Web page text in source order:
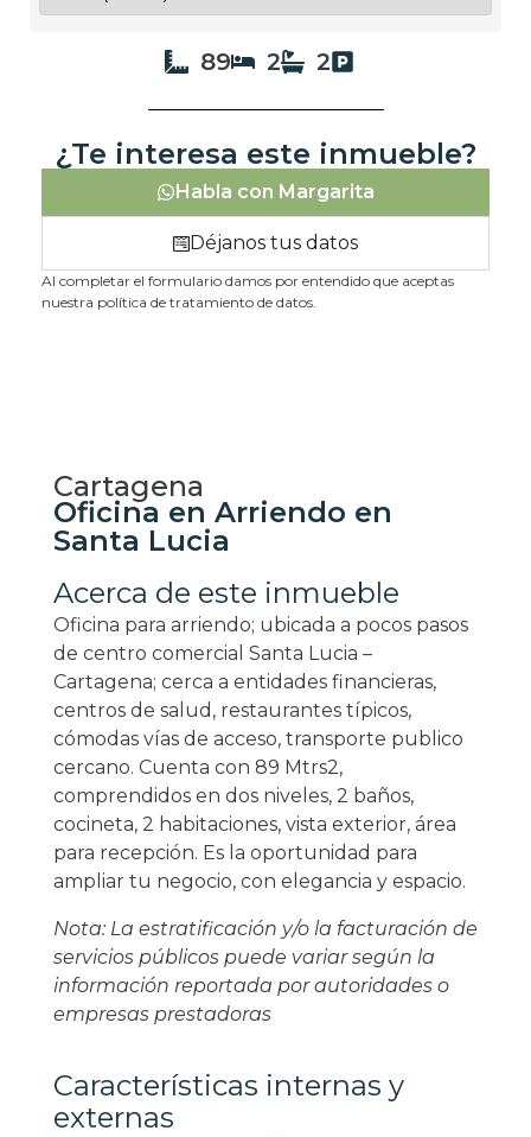
89 2 2
¿Te interesa este inmueble?
Habla con Margarita
Déjanos tus datos
Al completar el formulario damos por entendido que aceptas
nuestra política de tratamiento de datos.
Cartagena
Oficina en Arriendo en
Santa Lucia
Acerca de este inmueble
Oficina para arriendo; ubicada a pocos pasos
de centro comercial Santa Lucia –
Cartagena; cerca a entidades financieras,
centros de salud, restaurantes típicos,
cómodas vías de acceso, transporte publico
cercano. Cuenta con 89 Mtrs2,
comprendidos en dos niveles, 2 baños,
cocineta, 2 habitaciones, vista exterior, área
para recepción. Es la oportunidad para
ampliar tu negocio, con elegancia y espacio.
Nota: La estratificación y/o la facturación de
servicios públicos puede variar según la
información reportada por autoridades o
empresas prestadoras
Características internas y
externas